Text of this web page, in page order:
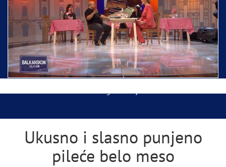
Ispraćaj Pojasa Presvete Bogorodice danas iz
Hrama Svetog Save
Ukusno i slasno punjeno
pileće belo meso